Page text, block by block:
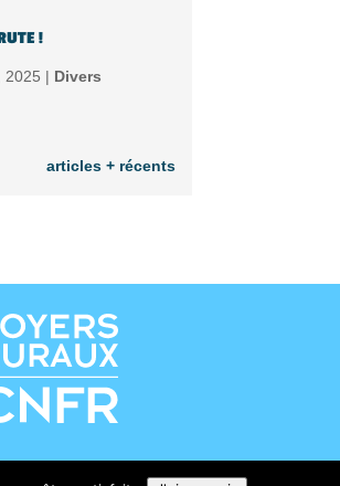
!
2025 | Divers
articles + récents